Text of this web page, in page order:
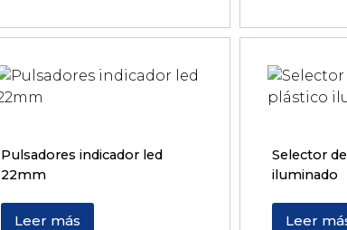
Pulsadores indicador led
22mm
Leer más
Selector
iluminado
Leer